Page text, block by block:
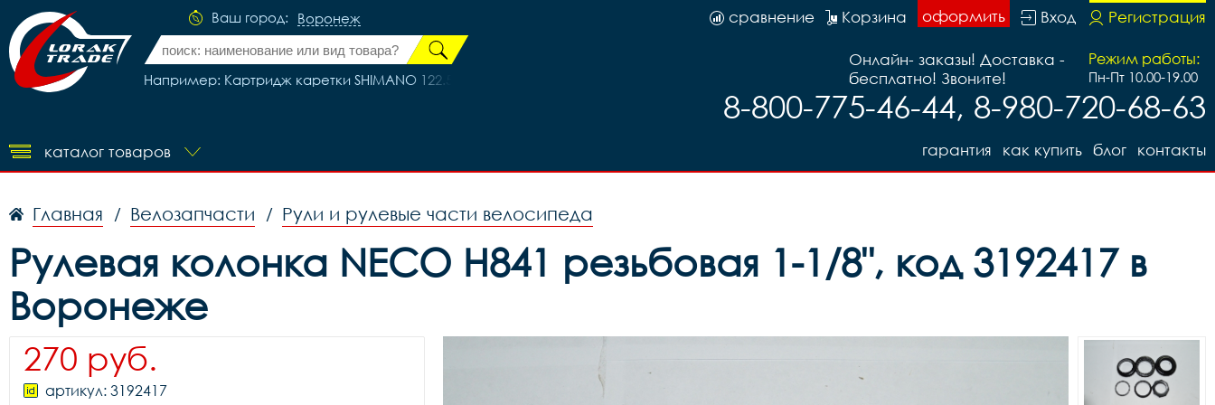
Ваш город: Воронеж
Например: Картридж каретки SHIMANO 122.5 BB-UN26 73*122,5mm, код 6110
Регистрация
Вход
оформить
Корзина
сравнение
Режим работы:
Пн-Пт 10.00-19.00
Онлайн- заказы! Доставка -
бесплатно! Звоните!
8-800-775-46-44, 8-980-720-68-63
каталог товаров контакты
блог
как купить
гарантия
Главная / Велозапчасти / Рули и рулевые части велосипеда
Рулевая колонка NECO H841 резьбовая 1-1/8", код 3192417 в
Воронеже
270 руб.
артикул: 3192417